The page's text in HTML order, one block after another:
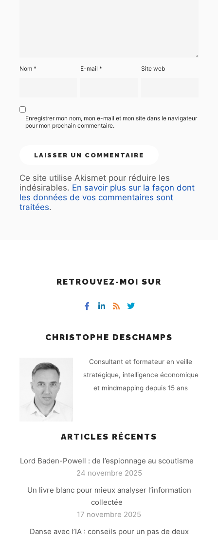
Nom * E-mail* Site web
Enregistrer mon nom, mon e-mail et mon site dans le navigateur
pour mon prochain commentaire.
Ce site utilise Akismet pour réduire les
indésirables. En savoir plus sur la façon dont
les données de vos commentaires sont
traitées.
RETROUVEZ-MOI SUR
CHRISTOPHE DESCHAMPS
Consultant et formateur en veille
stratégique, intelligence économique
et mindmapping depuis 15 ans
ARTICLES RÉCENTS
Lord Baden-Powell : de l’espionnage au scoutisme
24 novembre 2025
Un livre blanc pour mieux analyser l’information
collectée
17 novembre 2025
Danse avec l’IA : conseils pour un pas de deux